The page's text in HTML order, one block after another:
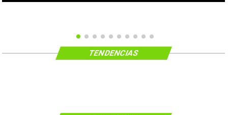
TENDENCIAS